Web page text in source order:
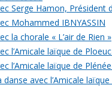
Serge Hamon, Président
Mohammed IBNYASSIN
la chorale « L’air de Rien »
l’Amicale laïque de
l’Amicale laïque de
danse avec l’Amicale